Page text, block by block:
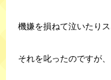
機嫌を損ねて泣いたり
それを叱ったのですが、